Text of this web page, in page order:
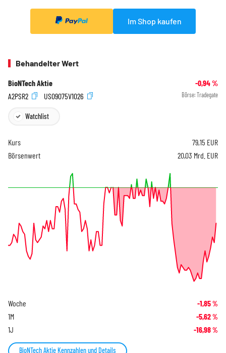
Im Shop kaufen
Behandelter Wert
BioNTech Aktie -0,94%
A2PSR2
US09075V1026 Börse: Tradegate
Watchlist
Kurs 79,15 EUR
Börsenwert
20,03 Mrd. EUR
Woche -1,85%
1M -5,62%
1J -16,98%
BioNTech Aktie Kennzahlen und Details